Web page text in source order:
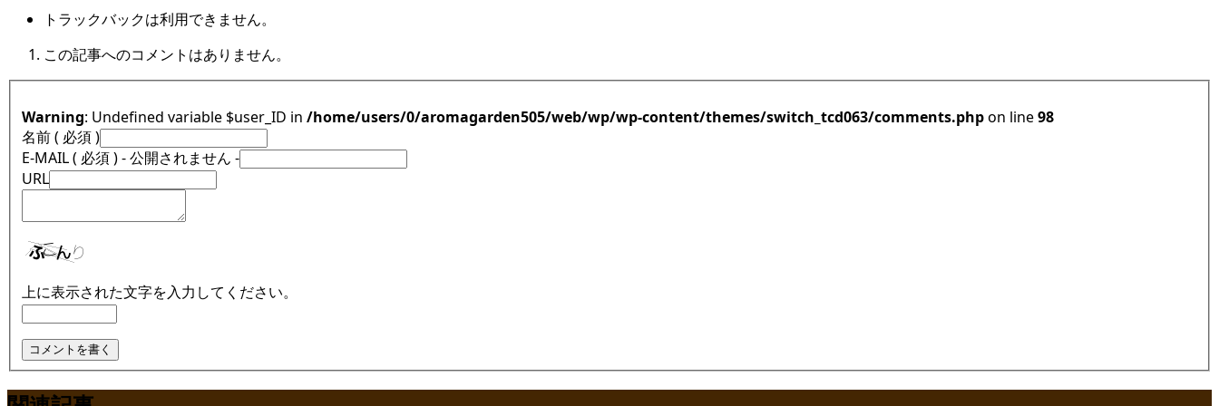
トラックバックは利用できません。
この記事へのコメントはありません。
Warning : Undefined variable $user_ID in /home/users/0/aromagarden505/web/wp/wp-content/themes/switch_tcd063/comments.phpon line98
名前 ( 必須 )
E-MAIL ( 必須 ) - 公開されません -
URL
上に表示された文字を入力してください。